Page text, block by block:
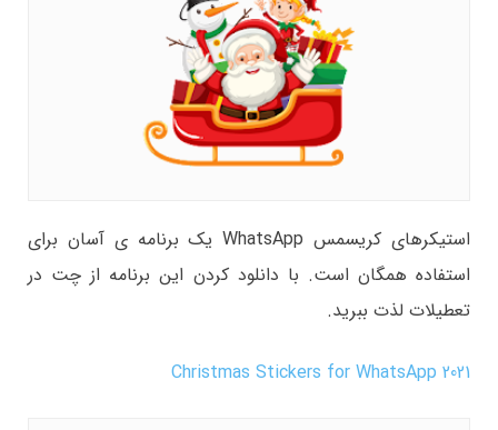
استیکرهای کریسمس WhatsApp یک برنامه ی آسان برای
استفاده همگان است. با دانلود کردن این برنامه از چت در
تعطیلات لذت ببرید.
Christmas Stickers for WhatsApp 2021